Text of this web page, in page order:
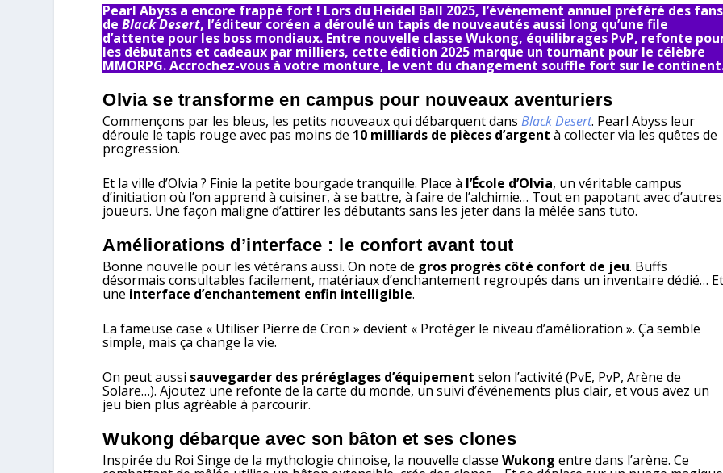
Pearl Abyss a encore frappé fort ! Lors du Heidel Ball 2025, l’événement annuel préféré des fans
deBlack Desert, l’éditeur coréen a déroulé un tapis de nouveautés aussi long qu’une file
d’attente pour les boss mondiaux. Entre nouvelle classe Wukong, équilibrages PvP, refonte
les débutants et cadeaux par milliers, cette édition 2025 marque un tournant pour le célèbre
MMORPG. Accrochez-vous à votre monture, le vent du changement souffle fort sur le
Olvia se transforme en campus pour nouveaux aventuriers
Commençons par les bleus, les petits nouveaux qui débarquent dansBlack Desert. Pearl Abyss leur
déroule le tapis rouge avec pas moins de 10 milliards de pièces d’argent à collecter via les quêtes de
progression.
Et la ville d’Olvia ? Finie la petite bourgade tranquille. Place à l’École d’Olvia, un véritable campus
d’initiation où l’on apprend à cuisiner, à se battre, à faire de l’alchimie… Tout en papotant avec d’autres
joueurs. Une façon maligne d’attirer les débutants sans les jeter dans la mêlée sans tuto.
Améliorations d’interface : le confort avant tout
Bonne nouvelle pour les vétérans aussi. On note de gros progrès côté confort de jeu. Buffs
désormais consultables facilement, matériaux d’enchantement regroupés dans un inventaire dédié…
une interface d’enchantement enfin intelligible.
La fameuse case « Utiliser Pierre de Cron » devient « Protéger le niveau d’amélioration ». Ça semble
simple, mais ça change la vie.
On peut aussi sauvegarder des préréglages d’équipement selon l’activité (PvE, PvP, Arène de
Solare…). Ajoutez une refonte de la carte du monde, un suivi d’événements plus clair, et vous avez un
jeu bien plus agréable à parcourir.
Wukong débarque avec son bâton et ses clones
Inspirée du Roi Singe de la mythologie chinoise, la nouvelle classeWukong entre dans l’arène. Ce